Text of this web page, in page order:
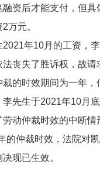
资后才能支付，但
万元。
年10月的工资，李
丧失了胜诉权，故请
时效期间为一年，
先生于2021年10月
动仲裁时效的中断
仲裁时效，法院对
现已生效。